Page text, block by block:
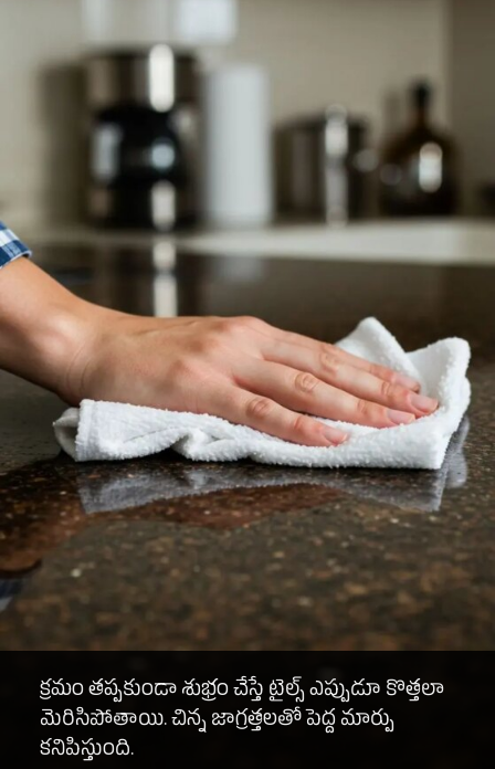
క్రమం తప్పకుండా శుభ్రం చేస్తే టైల్స్ ఎప్పుడూ కొత్తలా
మెరిసిపోతాయి. చిన్న జాగ్రత్తలతో పెద్ద మార్పు
కనిపిస్తుంది.